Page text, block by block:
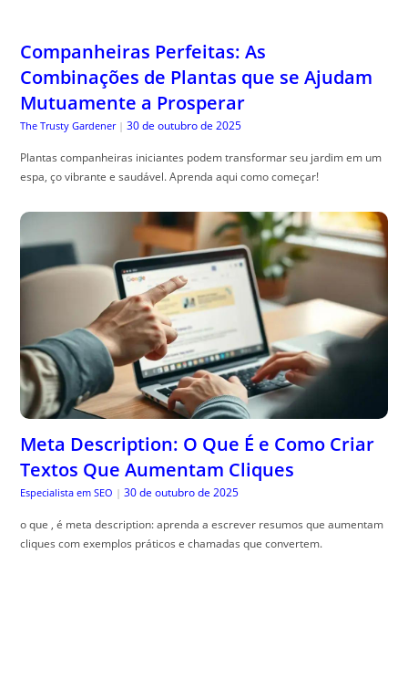
Companheiras Perfeitas: As
Combinações de Plantas que se Ajudam
Mutuamente a Prosperar
The Trusty Gardener | 30 de outubro de 2025
Plantas companheiras iniciantes podem transformar seu jardim em um
espa, ço vibrante e saudável. Aprenda aqui como começar!
Meta Description: O Que É e Como Criar
Textos Que Aumentam Cliques
Especialista em SEO | 30 de outubro de 2025
o que , é meta description: aprenda a escrever resumos que aumentam
cliques com exemplos práticos e chamadas que convertem.